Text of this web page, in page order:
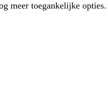
meer toegankelijke opties.